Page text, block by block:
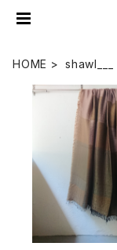
HOME shawl___